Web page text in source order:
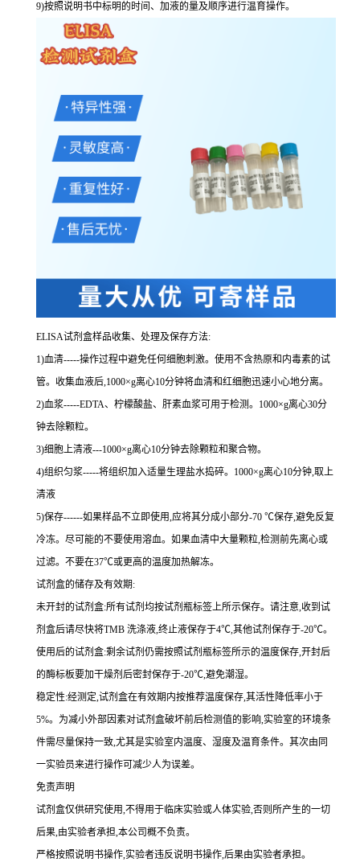
9)按照说明书中标明的时间、加液的量及顺序进行温育操作。
ELISA试剂盒样品收集、处理及保存方法:
1)血清-----操作过程中避免任何细胞刺激。使用不含热原和内毒素的试
管。收集血液后,1000×g离心10分钟将血清和红细胞迅速小心地分离。
2)血浆-----EDTA、柠檬酸盐、肝素血浆可用于检测。 1000×g离心30分
钟去除颗粒。
3)细胞上清液---1000×g离心10分钟去除颗粒和聚合物。
4)组织匀浆-----将组织加入适量生理盐水捣碎。 1000×g离心10分钟,取上
清液
5)保存------如果样品不立即使用,应将其分成小部分-70 ℃保存,避免反复
冷冻。尽可能的不要使用溶血。如果血清中大量颗粒,检测前先离心或
过滤。不要在37℃或更高的温度加热解冻。
试剂盒的储存及有效期:
未开封的试剂盒:所有试剂均按试剂瓶标签上所示保存。请注意,收到试
剂盒后请尽快将TMB 洗涤液,终止液保存于4℃,其他试剂保存于-20℃。
使用后的试剂盒:剩余试剂仍需按照试剂瓶标签所示的温度保存,开封后
的酶标板要加干燥剂后密封保存于-20℃,避免潮湿。
稳定性:经测定,试剂盒在有效期内按推荐温度保存,其活性降低率小于
5%。为减小外部因素对试剂盒破坏前后检测值的影响,实验室的环境条
件需尽量保持一致,尤其是实验室内温度、湿度及温育条件。其次由同
一实验员来进行操作可减少人为误差。
免责声明
试剂盒仅供研究使用,不得用于临床实验或人体实验,否则所产生的一切
后果,由实验者承担,本公司概不负责。
严格按照说明书操作,实验者违反说明书操作,后果由实验者承担。